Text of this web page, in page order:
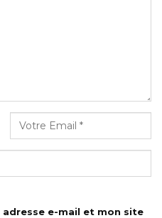
e-mail et mon site